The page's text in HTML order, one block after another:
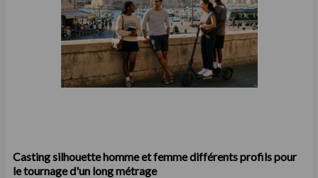
Casting silhouette homme et femme différents profils pour
le tournage d'un long métrage